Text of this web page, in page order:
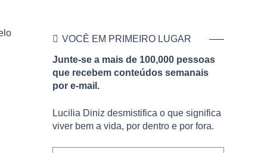
VOCÊ EM PRIMEIRO LUGAR
Junte-se a mais de 100,000 pessoas
que recebem conteúdos semanais
por e-mail.
Lucilia Diniz desmistifica o que significa
viver bem a vida, por dentro e por fora.